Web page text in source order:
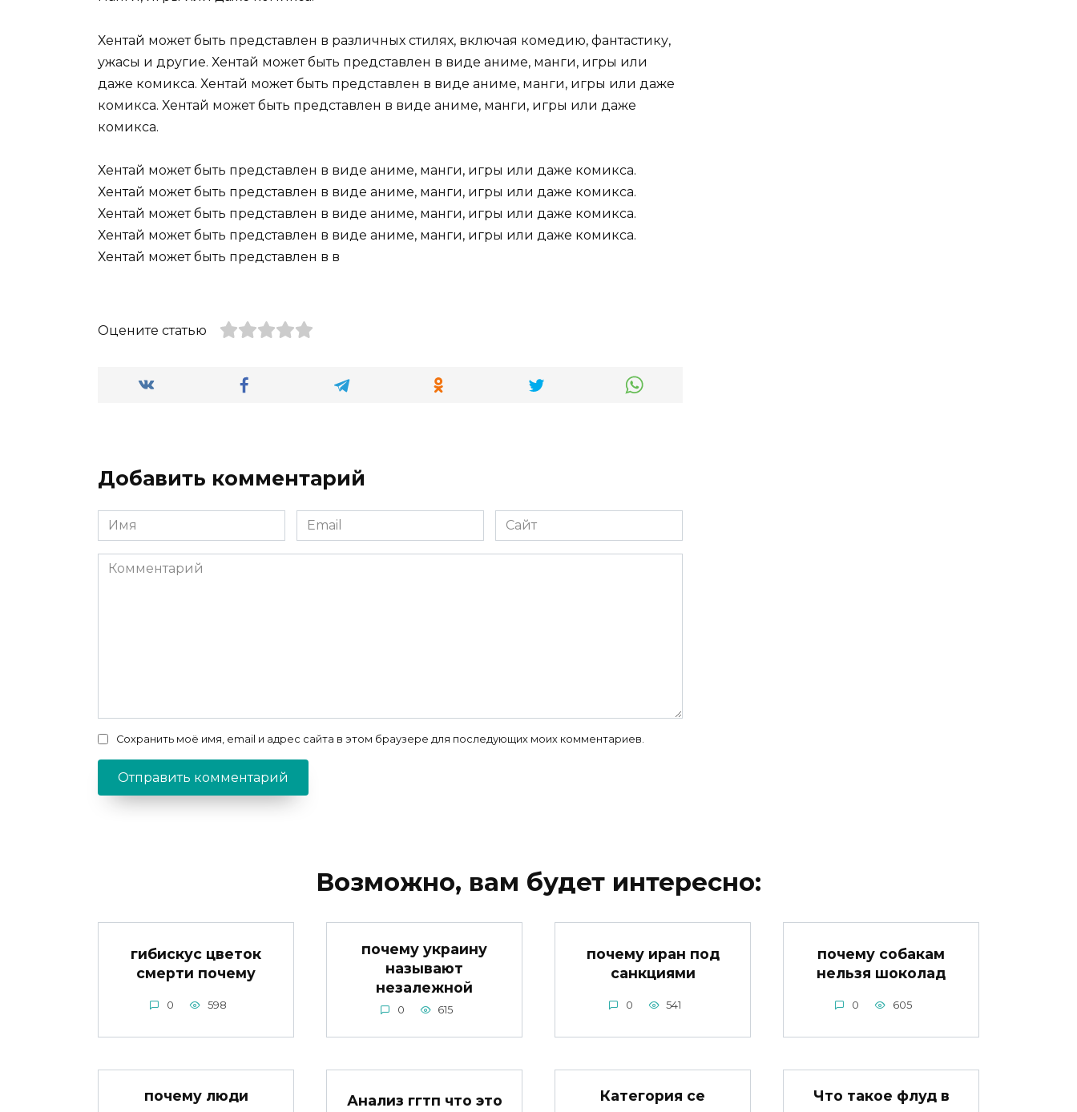
Хентай может быть представлен в различных стилях, включая комедию, фантастику,
ужасы и другие. Хентай может быть представлен в виде аниме, манги, игры или
даже комикса. Хентай может быть представлен в виде аниме, манги, игры или даже
комикса. Хентай может быть представлен в виде аниме, манги, игры или даже
комикса.
Хентай может быть представлен в виде аниме, манги, игры или даже комикса.
Хентай может быть представлен в виде аниме, манги, игры или даже комикса.
Хентай может быть представлен в виде аниме, манги, игры или даже комикса.
Хентай может быть представлен в виде аниме, манги, игры или даже комикса.
Хентай может быть представлен в в
Оцените статью
Добавить комментарий
Имя
*
Email
*
Сайт
Комментарий
Сохранить моё имя, email и адрес сайта в этом браузере для последующих моих комментариев.
Возможно, вам будет интересно:
гибискус цветок
смерти почему
0 598
почему украину
называют
незалежной
0 615
почему иран под
санкциями
0 541
почему собакам
нельзя шоколад
0 605
почему люди
Анализ ггтп что это
Категория се
Что такое флуд в